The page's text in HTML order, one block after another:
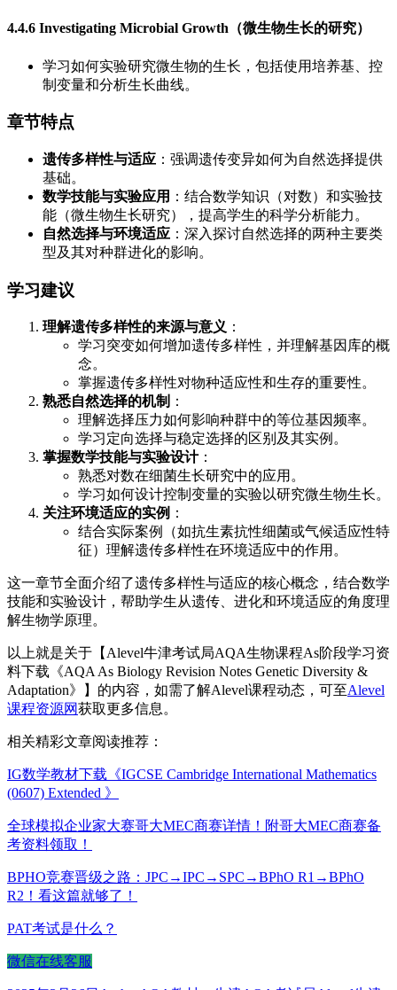
4.4.6 Investigating Microbial Growth（微生物生长的研究）
学习如何实验研究微生物的生长，包括使用培养基、控
制变量和分析生长曲线。
章节特点
遗传多样性与适应 ：强调遗传变异如何为自然选择提供
基础。
数学技能与实验应用 ：结合数学知识（对数）和实验技
能（微生物生长研究），提高学生的科学分析能力。
自然选择与环境适应 ：深入探讨自然选择的两种主要类
型及其对种群进化的影响。
学习建议
理解遗传多样性的来源与意义 ：
学习突变如何增加遗传多样性，并理解基因库的概
念。
掌握遗传多样性对物种适应性和生存的重要性。
熟悉自然选择的机制 ：
理解选择压力如何影响种群中的等位基因频率。
学习定向选择与稳定选择的区别及其实例。
掌握数学技能与实验设计：
熟悉对数在细菌生长研究中的应用。
学习如何设计控制变量的实验以研究微生物生长。
关注环境适应的实例 ：
结合实际案例（如抗生素抗性细菌或气候适应性特
征）理解遗传多样性在环境适应中的作用。
这一章节全面介绍了遗传多样性与适应的核心概念，结合数学
技能和实验设计，帮助学生从遗传、进化和环境适应的角度理
解生物学原理。
以上就是关于【Alevel牛津考试局AQA生物课程As阶段学习资
料下载《AQA As Biology Revision Notes Genetic Diversity &
Adaptation》】的内容，如需了解Alevel课程动态，可至Alevel
课程资源网获取更多信息。
相关精彩文章阅读推荐：
IG数学教材下载《IGCSE Cambridge International Mathematics
(0607) Extended 》
全球模拟企业家大赛哥大MEC商赛详情！附哥大MEC商赛备
考资料领取！
BPHO竞赛晋级之路：JPC→IPC→SPC→BPhO R1→BPhO
R2！看这篇就够了！
PAT考试是什么？
微信在线客服